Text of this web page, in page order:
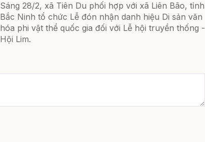
Sáng 28/2, xã Tiên Du phối hợp với xã Liên Bão, tỉnh
Bắc Ninh tổ chức Lễ đón nhận danh hiệu Di sản văn
hóa phi vật thể quốc gia đối với Lễ hội truyền thống -
Hội Lim.